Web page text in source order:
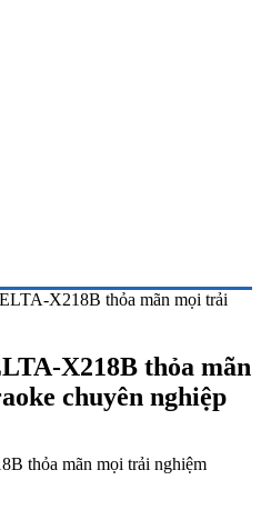
X218B thỏa mãn mọi trải
X218B thỏa mãn
chuyên nghiệp